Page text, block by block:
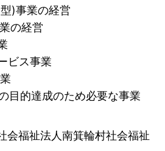
)事業の経営
の経営
ビス事業
目的達成のため必要な事業
会福祉法人南箕輪村社会福祉